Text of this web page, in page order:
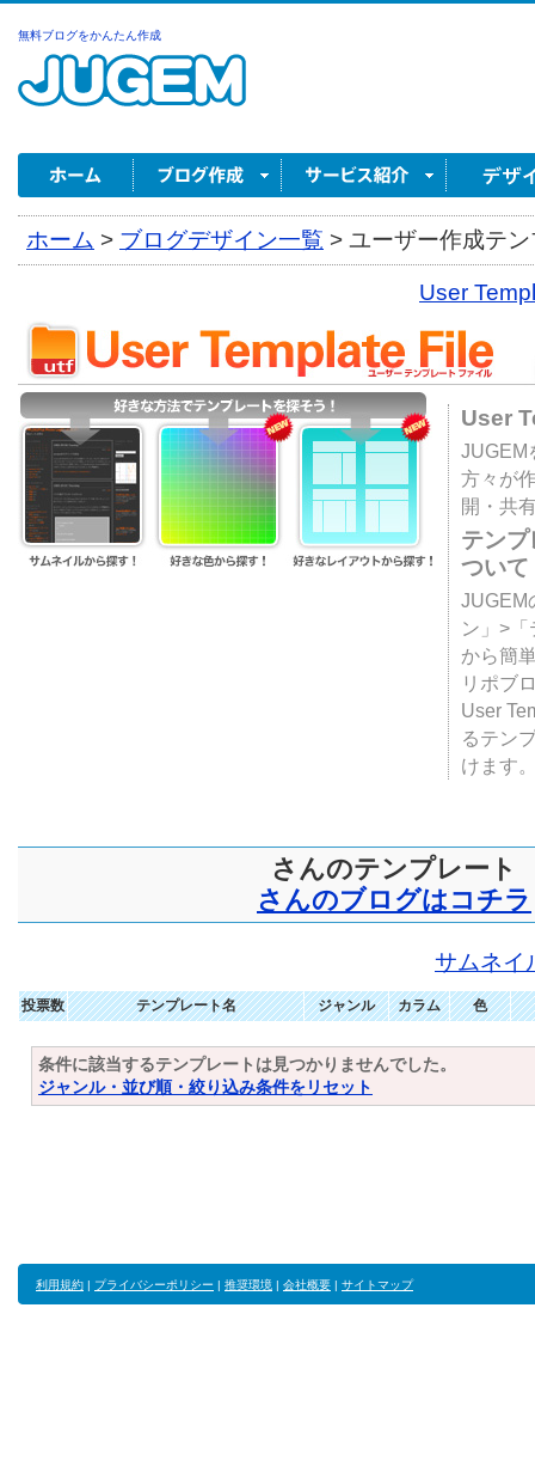
無料ブログをかんたん作成
ホーム > ブログデザイン一覧 > ユーザー作成テ
User
User
JUGEM
方々が
開・共
テン
ついて
JUGEM
ン」>
から簡
リポブ
User
るテン
けます
さんのテンプレート
さんのブログはコチラ
サムネイ
投票数 テンプレート名 ジャンル カラム 色
条件に該当するテンプレートは見つかりませんでした。
ジャンル・並び順・絞り込み条件をリセット
利用規約 | プライバシーポリシー | 推奨環境 | 会社概要 | サイトマップ